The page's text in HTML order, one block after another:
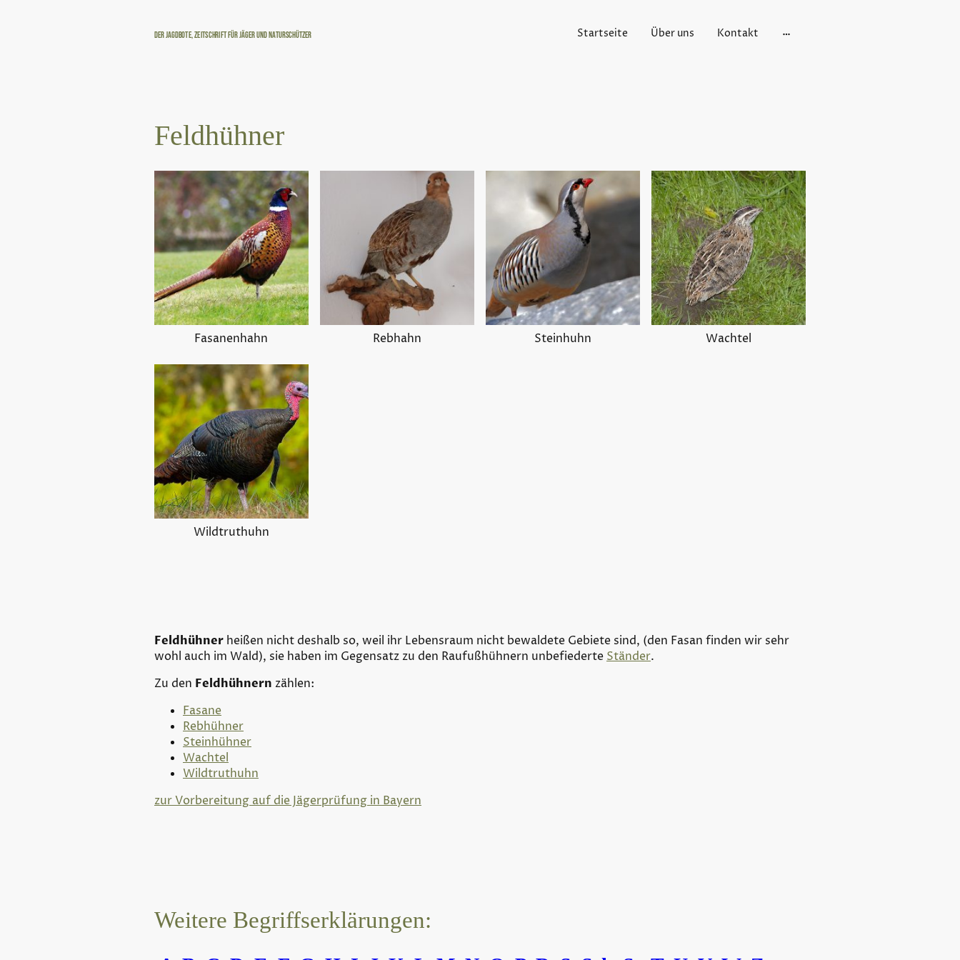
Der Jagdbote, Zeitschrift für Jäger und Naturschützer Startseite Über uns Kontakt
Feldhühner
Fasanenhahn Rebhahn Steinhuhn Wachtel
Wildtruthuhn
Feldhühner heißen nicht deshalb so, weil ihr Lebensraum nicht bewaldete Gebiete sind, (den Fasan finden wir sehr
wohl auch im Wald), sie haben im Gegensatz zu den Raufußhühnern unbefiederte Ständer.
Zu den Feldhühnern zählen:
Fasane
Rebhühner
Steinhühner
Wachtel
Wildtruthuhn
zur Vorbereitung auf die Jägerprüfung in Bayern
Weitere Begriffserklärungen: